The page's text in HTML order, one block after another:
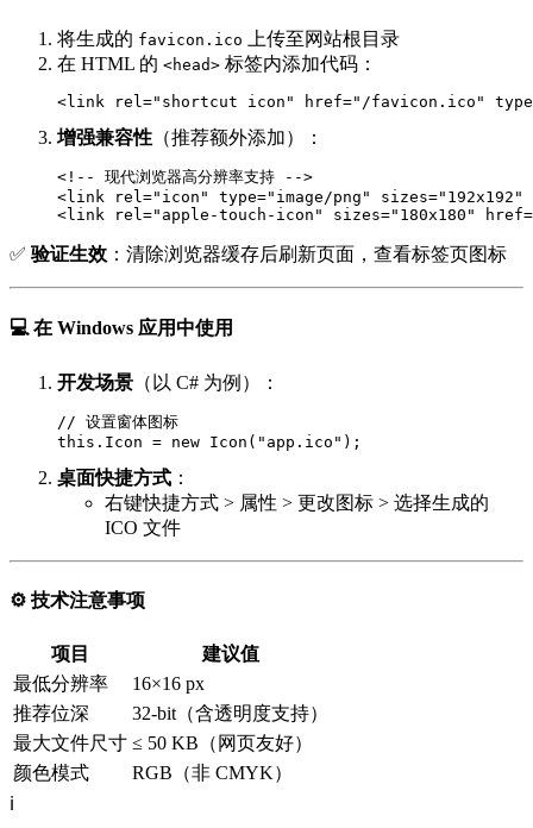
将生成的 favicon.ico
上传至网站根目录
在 HTML 的 <head> 标签内添加代码：
增强兼容性 （推荐额外添加）：
<!-- 现代浏览器高分辨率支持 -->
<link rel="icon" type="image/png" sizes="192x192"
✅ 验证生效 ：清除浏览器缓存后刷新页面，查看标签页图标
💻 在 Windows 应用中使用
开发场景 （以 C# 为例）：
// 设置窗体图标
桌面快捷方式 ：
右键快捷方式 > 属性 > 更改图标 > 选择生成的
ICO 文件
⚙️ 技术注意事项
项目
建议值
最低分辨率
16×16 px
推荐位深
32-bit（含透明度支持）
最大文件尺寸 ≤ 50 KB（网页友好）
颜色模式
RGB（非 CMYK）
ℹ️